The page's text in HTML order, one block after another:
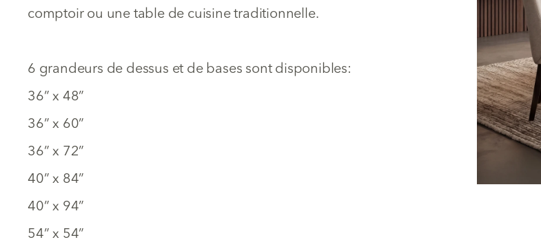
comptoir ou une table de cuisine traditionnelle.
6 grandeurs de dessus et de bases sont disponibles:
36” x 48”
36” x 60”
36” x 72”
40” x 84”
40” x 94”
54” x 54”